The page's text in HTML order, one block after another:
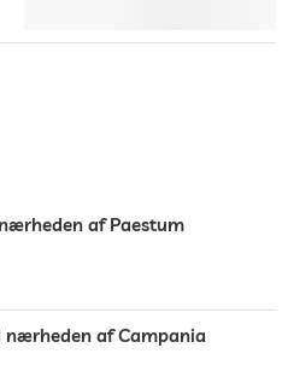
af Paestum
nærheden af Campania